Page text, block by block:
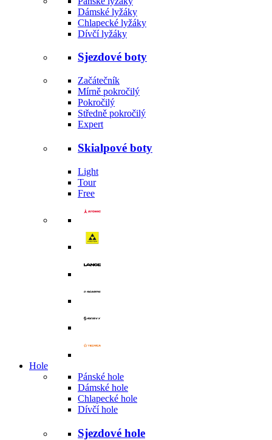
Dámské lyžáky
Chlapecké lyžáky
Dívčí lyžáky
Sjezdové boty
Začátečník
Mírně pokročilý
Pokročilý
Středně pokročilý
Expert
Skialpové boty
Light
Tour
Free
Hole
Pánské hole
Dámské hole
Chlapecké hole
Dívčí hole
Sjezdové hole